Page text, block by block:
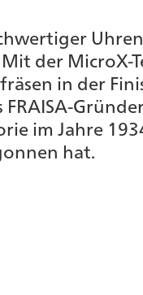
der MicroX-
in der
im Jahre
hat.